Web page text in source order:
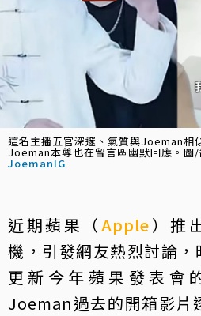
這名主播五官深邃、氣質與Joeman相
Joeman本尊也在留言區幽默回應。圖/
JoemanIG
近期蘋果（Apple）推
機，引發網友熱烈討論，
更新今年蘋果發表會
Joeman過去的開箱影片